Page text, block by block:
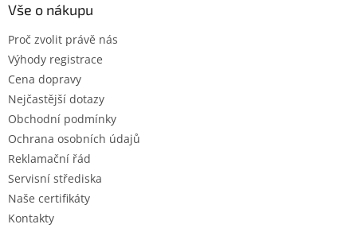
Vše o nákupu
Proč zvolit právě nás
Výhody registrace
Cena dopravy
Nejčastější dotazy
Obchodní podmínky
Ochrana osobních údajů
Reklamační řád
Servisní střediska
Naše certifikáty
Kontakty